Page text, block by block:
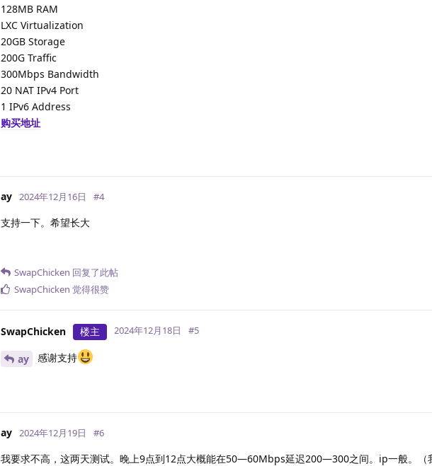
128MB RAM
LXC Virtualization
20GB Storage
200G Traffic
300Mbps Bandwidth
20 NAT IPv4 Port
1 IPv6 Address
购买地址
ay 2024年12月16日 #4
支持一下。希望长大
SwapChicken 回复了此帖
SwapChicken 觉得很赞
SwapChicken 楼主 2024年12月18日 #5
ay 感谢支持
ay 2024年12月19日 #6
我要求不高，这两天测试。晚上9点到12点大概能在50—60Mbps延迟200—300之间。ip一般。（